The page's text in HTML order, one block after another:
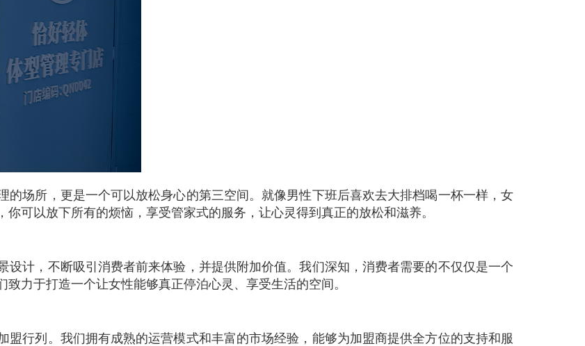
的场所，更是一个可以放松身心的第三空间。就像男性下班后喜欢去大排档喝一杯一样，女
可以放下所有的烦恼，享受管家式的服务，让心灵得到真正的放松和滋养。
设计，不断吸引消费者前来体验，并提供附加价值。我们深知，消费者需要的不仅仅是一个
力于打造一个让女性能够真正停泊心灵、享受生活的空间。
盟行列。我们拥有成熟的运营模式和丰富的市场经验，能够为加盟商提供全方位的支持和服